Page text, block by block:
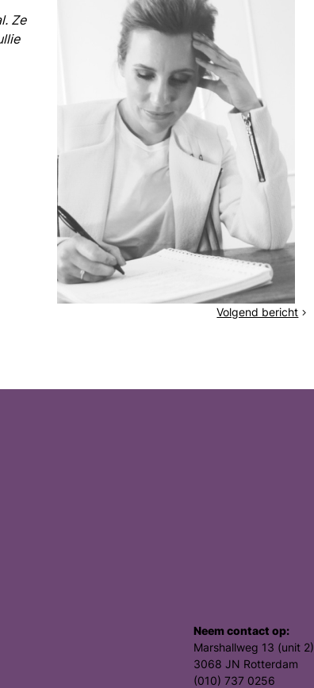
Ze
Volgend bericht
Minder
Neem contact op:
Marshallweg 13 (unit 2)
3068 JN Rotterdam
(010) 737 0256